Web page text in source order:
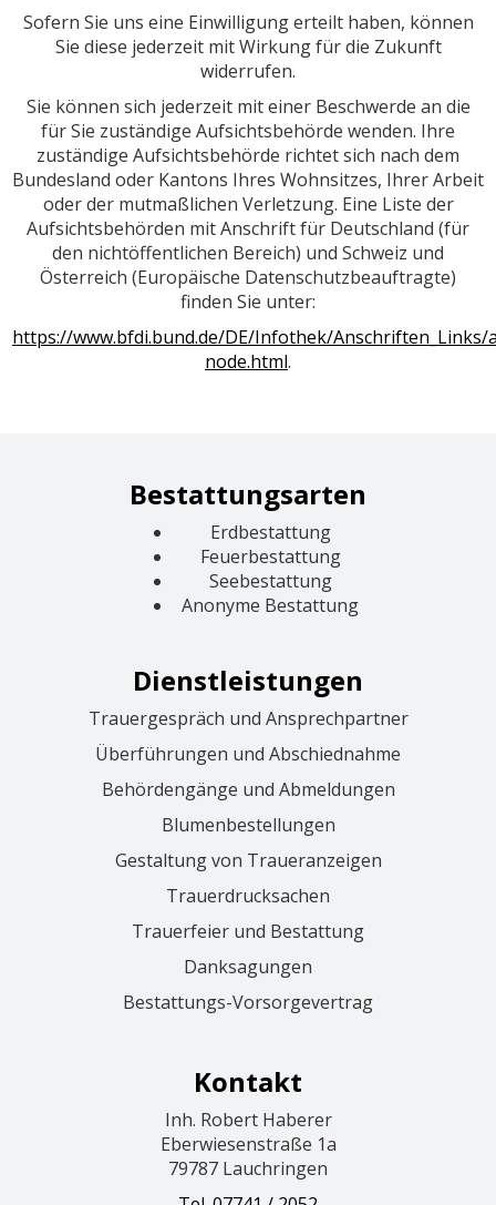
Sofern Sie uns eine Einwilligung erteilt haben, können
Sie diese jederzeit mit Wirkung für die Zukunft
widerrufen.
Sie können sich jederzeit mit einer Beschwerde an die
für Sie zuständige Aufsichtsbehörde wenden. Ihre
zuständige Aufsichtsbehörde richtet sich nach dem
Bundesland oder Kantons Ihres Wohnsitzes, Ihrer Arbeit
oder der mutmaßlichen Verletzung. Eine Liste der
Aufsichtsbehörden mit Anschrift für Deutschland (für
den nichtöffentlichen Bereich) und Schweiz und
Österreich (Europäische Datenschutzbeauftragte)
finden Sie unter:
https://www.bfdi.bund.de/DE/Infothek/Anschriften_Links/
node.html.
Bestattungsarten
Erdbestattung
Feuerbestattung
Seebestattung
Anonyme Bestattung
Dienstleistungen
Trauergespräch und Ansprechpartner
Überführungen und Abschiednahme
Behördengänge und Abmeldungen
Blumenbestellungen
Gestaltung von Traueranzeigen
Trauerdrucksachen
Trauerfeier und Bestattung
Danksagungen
Bestattungs-Vorsorgevertrag
Kontakt
Inh. Robert Haberer
Eberwiesenstraße 1a
79787 Lauchringen